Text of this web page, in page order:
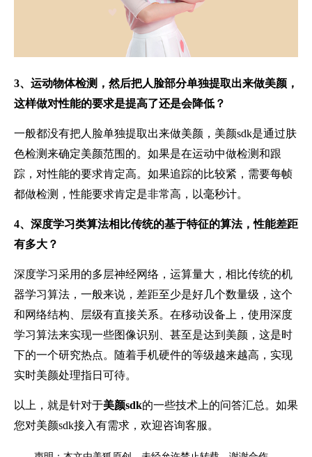
3、 运动物体检测，然后把人脸部分单独提取出来做美颜，
这样做对性能的要求是提高了还是会降低？
一般都没有把人脸单独提取出来做美颜，美颜sdk是通过肤
色检测来确定美颜范围的。如果是在运动中做检测和跟
踪，对性能的要求肯定高。如果追踪的比较紧，需要每帧
都做检测，性能要求肯定是非常高，以毫秒计。
4、 深度学习类算法相比传统的基于特征的算法，性能差距
有多大？
深度学习采用的多层神经网络，运算量大，相比传统的机
器学习算法，一般来说，差距至少是好几个数量级，这个
和网络结构、层级有直接关系。在移动设备上，使用深度
学习算法来实现一些图像识别、甚至是达到美颜，这是时
下的一个研究热点。随着手机硬件的等级越来越高，实现
实时美颜处理指日可待。
以上，就是针对于美颜sdk的一些技术上的问答汇总。如果
您对美颜sdk接入有需求，欢迎咨询客服。